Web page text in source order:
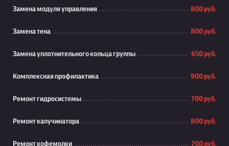
Замена модуля управления 800 руб.
Замена тена 800 руб.
Замена уплотнительного кольца группы 650 руб.
Комплексная профилактика 900 руб.
Ремонт гидросистемы 700 руб.
Ремонт капучинатора 800 руб.
Ремонт кофемолки 700 руб.